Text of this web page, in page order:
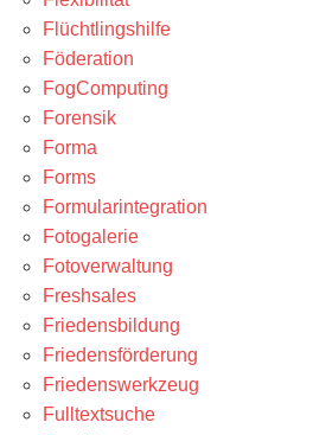
Flüchtlingshilfe
Föderation
FogComputing
Forensik
Forma
Forms
Formularintegration
Fotogalerie
Fotoverwaltung
Freshsales
Friedensbildung
Friedensförderung
Friedenswerkzeug
Fulltextsuche